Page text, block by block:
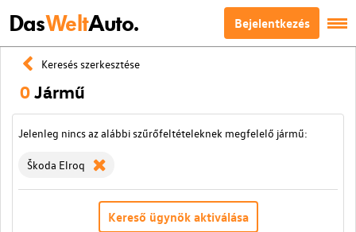
DasWeltAuto. Bejelentkezés
Keresés szerkesztése
0Jármű
Jelenleg nincs az alábbi szűrőfeltételeknek megfelelő jármű:
Škoda Elroq
Kereső ügynök aktiválása